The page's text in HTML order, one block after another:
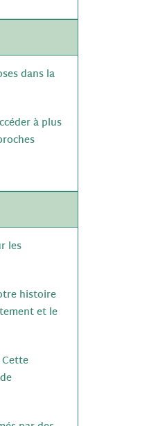
dans la
à plus
les
histoire
et le